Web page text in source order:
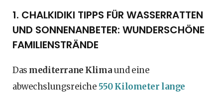
1. CHALKIDIKI TIPPS FÜR WASSERRATTEN
UND SONNENANBETER: WUNDERSCHÖNE
FAMILIENSTRÄNDE
Das mediterrane Klimaund eine
abwechslungsreiche 550 Kilometer lange